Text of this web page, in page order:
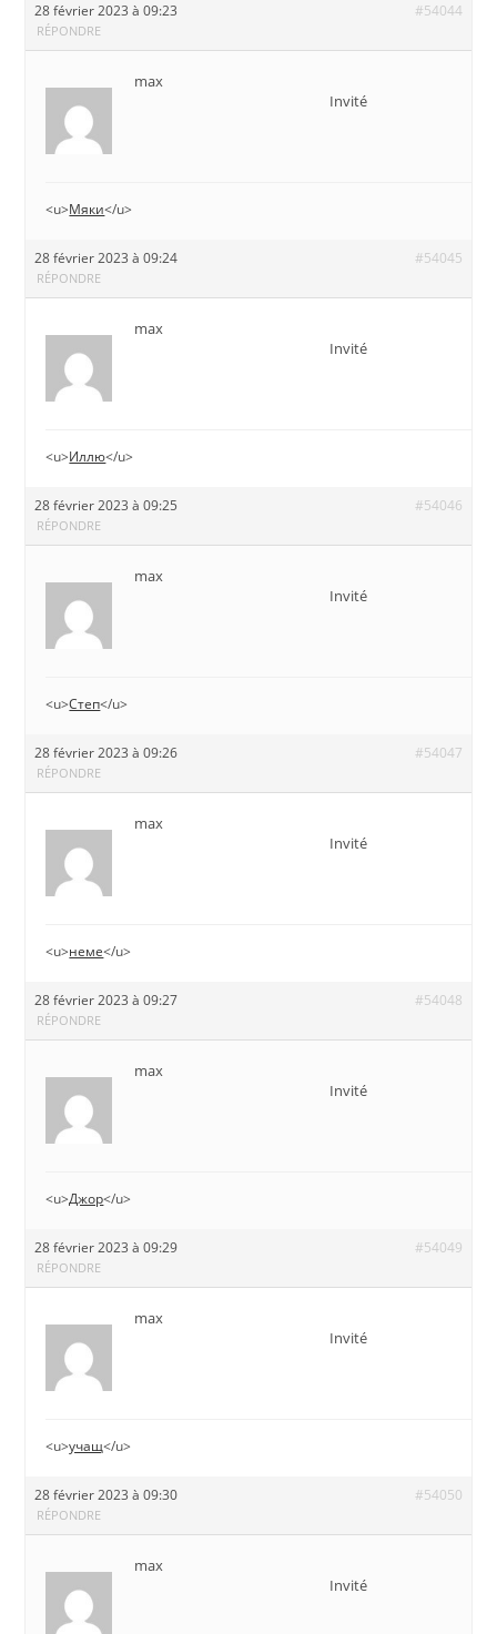
28 février 2023 à 09:23 #54044
RÉPONDRE
max
Invité
<u>Мяки</u>
28 février 2023 à 09:24 #54045
RÉPONDRE
max
Invité
<u>Иллю</u>
28 février 2023 à 09:25 #54046
RÉPONDRE
max
Invité
<u>Степ</u>
28 février 2023 à 09:26 #54047
RÉPONDRE
max
Invité
<u>неме</u>
28 février 2023 à 09:27 #54048
RÉPONDRE
max
Invité
<u>Джор</u>
28 février 2023 à 09:29 #54049
RÉPONDRE
max
Invité
<u>учащ</u>
28 février 2023 à 09:30 #54050
RÉPONDRE
max
Invité